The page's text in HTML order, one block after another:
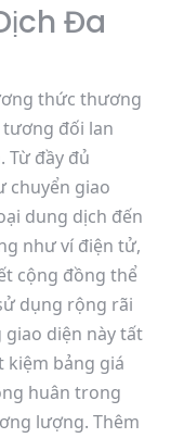
Đa
thức thương
đối lan
Từ đầy đủ
chuyển giao
dung dịch đến
như ví điện tử,
cộng đồng thể
dụng rộng rãi
giao diện này tất
kiệm bảng giá
huân trong
lượng. Thêm